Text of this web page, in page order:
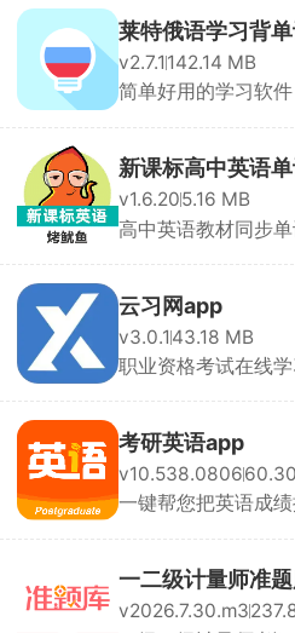
莱特俄语学习背
v2.7.1 142.14 MB
简单好用的学习软件
新课标高中英语
v1.6.205.16 MB
高中英语教材同步
云习网app
v3.0.1 43.18 MB
职业资格考试在线
考研英语app
v10.538.0806
一键帮您把英语成绩
一二级计量师准
v2026.7.30.m3